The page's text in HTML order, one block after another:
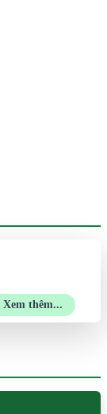
Xem thêm...